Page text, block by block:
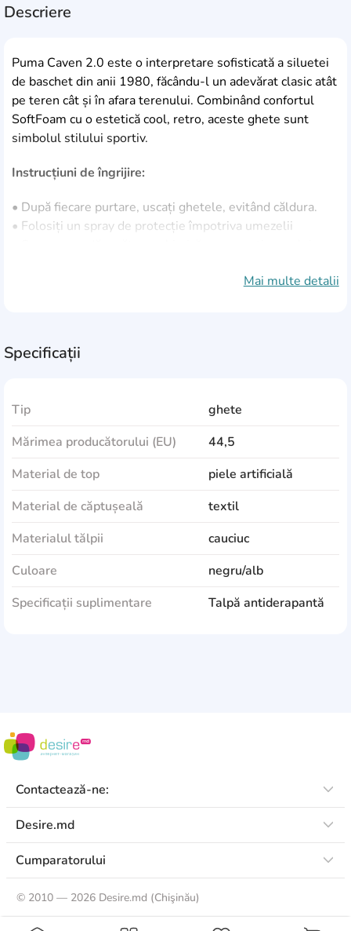
Descriere
Puma Caven 2.0 este o interpretare sofisticată a siluetei
de baschet din anii 1980, făcându-l un adevărat clasic atât
pe teren cât și în afara terenului. Combinând confortul
SoftFoam cu o estetică cool, retro, aceste ghete sunt
simbolul stilului sportiv.
Instrucțiuni de îngrijire:
• După fiecare purtare, uscați ghetele, evitând căldura.
• Folosiți un spray de protecție împotriva umezelii
Mai multe detalii
Specificații
Tip
ghete
Mărimea producătorului (EU)
44,5
Material de top
piele artificială
Material de căptușeală
textil
Materialul tălpii
cauciuc
Culoare
negru/alb
Specificații suplimentare
Talpă antiderapantă
Contactează-ne:
Desire.md
Cumparatorului
© 2010 — 2026 Desire.md (Chişinău)